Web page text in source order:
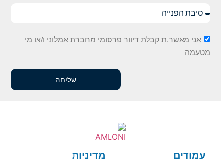
אני מאשר.ת קבלת דיוור פרסומי מחברת אמלוני ו/או מי
מטעמה.
שליחה
עמודים מדיניות